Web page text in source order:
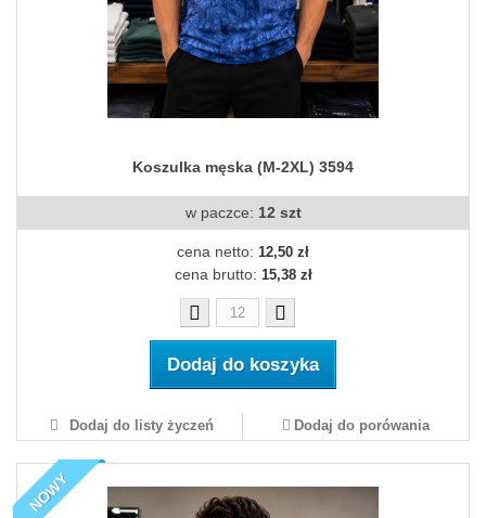
Koszulka męska (M-2XL) 3594
w paczce: 12 szt
cena netto: 12,50 zł
cena brutto: 15,38 zł
Dodaj do koszyka
Dodaj do listy życzeń Dodaj do porówania
NOWY